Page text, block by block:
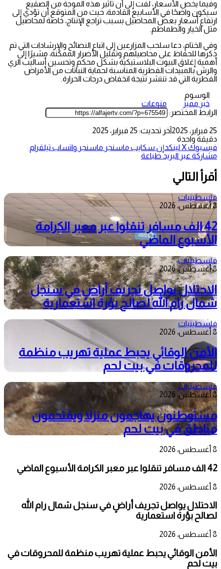
وفيما يخص الأسعار، لفت إلى أن تأثير هذه الموجة من الصقيع
سيكون واضحًا في الأسابيع القادمة، حيث من المتوقع أن تؤدي إلى
ارتفاع أسعار بعض المحاصيل بسبب تراجع الإنتاج، خاصة لمحاصيل
مثل الخيار والطماطم.
وفي الختام، دعا سلحب المزارعين إلى اتباع النصائح والإرشادات التي تم
ذكرها للحفاظ على محاصيلهم وتقليل الأضرار الممكنة، مشيرًا إلى
أهمية إغلاق البيوت البلاستيكية بشكل محكم وتحسين أساليب الري
والرش بالمبيدات الفطرية المناسبة لحماية النباتات من الأمراض
الفطرية التي قد تنتشر نتيجة انخفاض درجات الحرارة.
الوسوم
خبر مميز
منوعات
الرابط المختصر:
25 فبراير، 2025
آخر تحديث: 25 فبراير، 2025
دقيقة واحدة
فيسبوك‫Xلينكدإن سكايب ماسنجر ماسنجر واتساب تيلقرام
مشاركة عبر البريد طباعة
أقرأ التالي
فلسطينيات
8 أغسطس، 2026
42 الف مسافر تنقلوا عبر معبر الكرامة
الأسبوع الماضي
فلسطينيات
8 أغسطس، 2026
الاحتلال يواصل تجريف أراضٍ في سنجل
شمال رام الله لصالح بؤرة استعمارية
فلسطينيات
8 أغسطس، 2026
الأمن الوقائي يحبط عملية تهريب منظمة
للمحروقات في بيت لحم
فلسطينيات
8 أغسطس، 2026
مستوطنون يهاجمون منزلا ويقتحمون
مناطق في بيت لحم
8 أغسطس، 2026
42 الف مسافر تنقلوا عبر معبر الكرامة الأسبوع الماضي
8 أغسطس، 2026
الاحتلال يواصل تجريف أراضٍ في سنجل شمال رام الله
لصالح بؤرة استعمارية
8 أغسطس، 2026
الأمن الوقائي يحبط عملية تهريب منظمة للمحروقات في
بيت لحم